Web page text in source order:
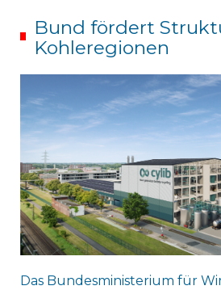
Bund fördert
Kohleregionen
Das Bundesministerium für